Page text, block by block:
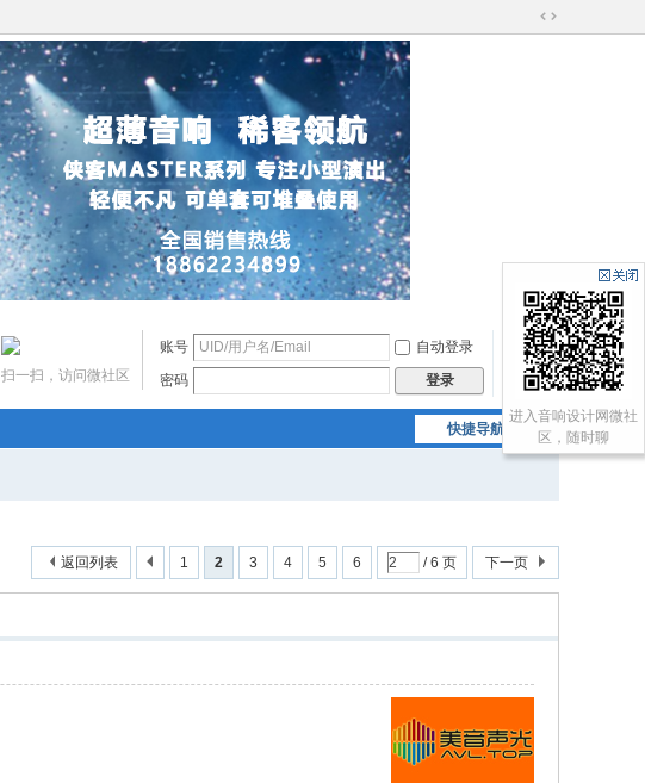
切
账号 自动登录
找回密码
密码
登录 注册
扫一扫，访问微社区
快捷导航
1 2 3 4 5 6 / 6 页 下一页
返回列表
进入音响设计网微社
区，随时聊